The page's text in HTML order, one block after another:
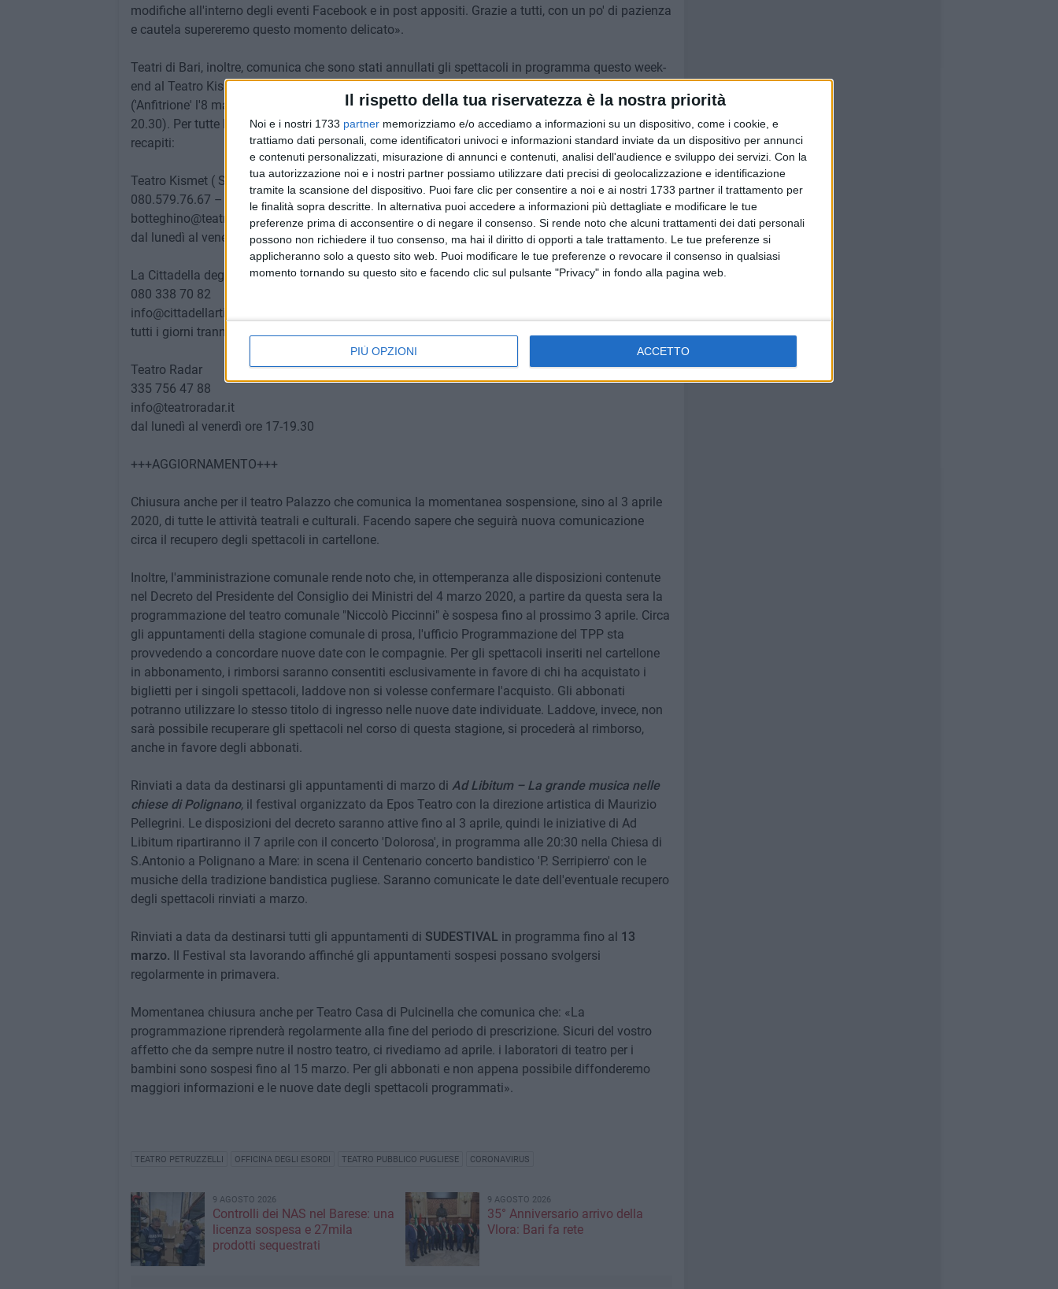
Il rispetto della tua riservatezza è la nostra priorità
Noi e i nostri 1733 partner memorizziamo e/o accediamo a informazioni su un dispositivo, come i cookie, e
trattiamo dati personali, come identificatori univoci e informazioni standard inviate da un dispositivo per annunci
e contenuti personalizzati, misurazione di annunci e contenuti, analisi dell'audience e sviluppo dei servizi. Con la
tua autorizzazione noi e i nostri partner possiamo utilizzare dati precisi di geolocalizzazione e identificazione
tramite la scansione del dispositivo. Puoi fare clic per consentire a noi e ai nostri 1733 partner il trattamento per
le finalità sopra descritte. In alternativa puoi accedere a informazioni più dettagliate e modificare le tue
preferenze prima di acconsentire o di negare il consenso. Si rende noto che alcuni trattamenti dei dati personali
possono non richiedere il tuo consenso, ma hai il diritto di opporti a tale trattamento. Le tue preferenze si
applicheranno solo a questo sito web. Puoi modificare le tue preferenze o revocare il consenso in qualsiasi
momento tornando su questo sito e facendo clic sul pulsante "Privacy" in fondo alla pagina web.
PIÙ OPZIONI ACCETTO
modifiche all'interno degli eventi Facebook e in post appositi. Grazie a tutti, con un po' di pazienza
e cautela supereremo questo momento delicato».
Teatri di Bari, inoltre, comunica che sono stati annullati gli spettacoli in programma questo week-
end al Teatro Kismet di Bari ('Anfitrione' il 7 marzo alle 21) di Bari, al Teatro Radar di Monopoli
('Anfitrione' l'8 marzo alle 18) e alla Cittadella degli Artisti di Molfetta ('Sworkers' il 7 marzo alle
20.30). Per tutte le info riguardo i biglietti si possono contattare i botteghini dei teatri ai seguenti
recapiti:
Teatro Kismet ( Strada San Giorgio martire 22/F) Bari
080.579.76.67 – 335 80 52 211
botteghino@teatrokismet.it
dal lunedì al venerdì dalle 16.30 alle 18.00
La Cittadella degli artisti (Via Bisceglie, 775) Molfetta
080 338 70 82
info@cittadellartisti.it
tutti i giorni tranne il lunedì ore 17.00-20.00
Teatro Radar
335 756 47 88
info@teatroradar.it
dal lunedì al venerdì ore 17-19.30
+++AGGIORNAMENTO+++
Chiusura anche per il teatro Palazzo che comunica la momentanea sospensione, sino al 3 aprile
2020, di tutte le attività teatrali e culturali. Facendo sapere che seguirà nuova comunicazione
circa il recupero degli spettacoli in cartellone.
Inoltre, l'amministrazione comunale rende noto che, in ottemperanza alle disposizioni contenute
nel Decreto del Presidente del Consiglio dei Ministri del 4 marzo 2020, a partire da questa sera la
programmazione del teatro comunale "Niccolò Piccinni" è sospesa fino al prossimo 3 aprile. Circa
gli appuntamenti della stagione comunale di prosa, l'ufficio Programmazione del TPP sta
provvedendo a concordare nuove date con le compagnie. Per gli spettacoli inseriti nel cartellone
in abbonamento, i rimborsi saranno consentiti esclusivamente in favore di chi ha acquistato i
biglietti per i singoli spettacoli, laddove non si volesse confermare l'acquisto. Gli abbonati
potranno utilizzare lo stesso titolo di ingresso nelle nuove date individuate. Laddove, invece, non
sarà possibile recuperare gli spettacoli nel corso di questa stagione, si procederà al rimborso,
anche in favore degli abbonati.
Rinviati a data da destinarsi gli appuntamenti di marzo di Ad Libitum – La grande musica nelle
chiese di Polignano, il festival organizzato da Epos Teatro con la direzione artistica di Maurizio
Pellegrini. Le disposizioni del decreto saranno attive fino al 3 aprile, quindi le iniziative di Ad
Libitum ripartiranno il 7 aprile con il concerto 'Dolorosa', in programma alle 20:30 nella Chiesa di
S.Antonio a Polignano a Mare: in scena il Centenario concerto bandistico 'P. Serripierro' con le
musiche della tradizione bandistica pugliese. Saranno comunicate le date dell'eventuale recupero
degli spettacoli rinviati a marzo.
Rinviati a data da destinarsi tutti gli appuntamenti di SUDESTIVAL in programma fino al 13
marzo. Il Festival sta lavorando affinché gli appuntamenti sospesi possano svolgersi
regolarmente in primavera.
Momentanea chiusura anche per Teatro Casa di Pulcinella che comunica che: «La
programmazione riprenderà regolarmente alla fine del periodo di prescrizione. Sicuri del vostro
affetto che da sempre nutre il nostro teatro, ci rivediamo ad aprile. i laboratori di teatro per i
bambini sono sospesi fino al 15 marzo. Per gli abbonati e non appena possibile diffonderemo
maggiori informazioni e le nuove date degli spettacoli programmati».
TEATRO PETRUZZELLI OFFICINA DEGLI ESORDI TEATRO PUBBLICO PUGLIESE CORONAVIRUS
9 AGOSTO 2026
Controlli dei NAS nel Barese: una
licenza sospesa e 27mila
prodotti sequestrati
9 AGOSTO 2026
35° Anniversario arrivo della
Vlora: Bari fa rete